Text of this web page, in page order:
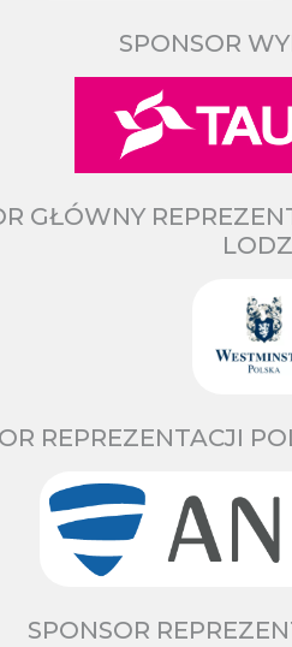
SPONSOR
GŁÓWNY
REPREZENTACJI
SPONSOR